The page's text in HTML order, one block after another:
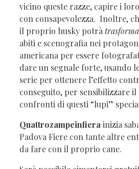
vicino queste razze, capire i
con consapevolezza. Inoltre,
il proprio husky potrà
abiti e scenografia nei
americana per essere
dare un segnale forte, usando
serie per ottenere l’effetto
conseguito, per sensibilizzare
confronti di questi “lupi”
Quattrozampeinfiera inizia
Padova Fiere con tante altre
da fare con il proprio cane.